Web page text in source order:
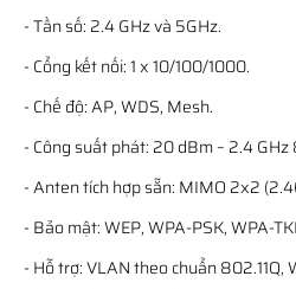
- Tần số: 2.4 GHz và 5GHz.
- Cổng kết nối: 1 x 10/100/1000.
- Chế độ: AP, WDS, Mesh.
- Công suất phát: 20 dBm – 2.4 GHz
- Anten tích hợp sẵn: MIMO 2x2
- Bảo mật: WEP, WPA-PSK, WPA-
- Hỗ trợ: VLAN theo chuẩn